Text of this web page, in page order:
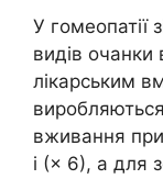
У гомеопатії
видів очанки
лікарським
вживання
і (× 6), а для